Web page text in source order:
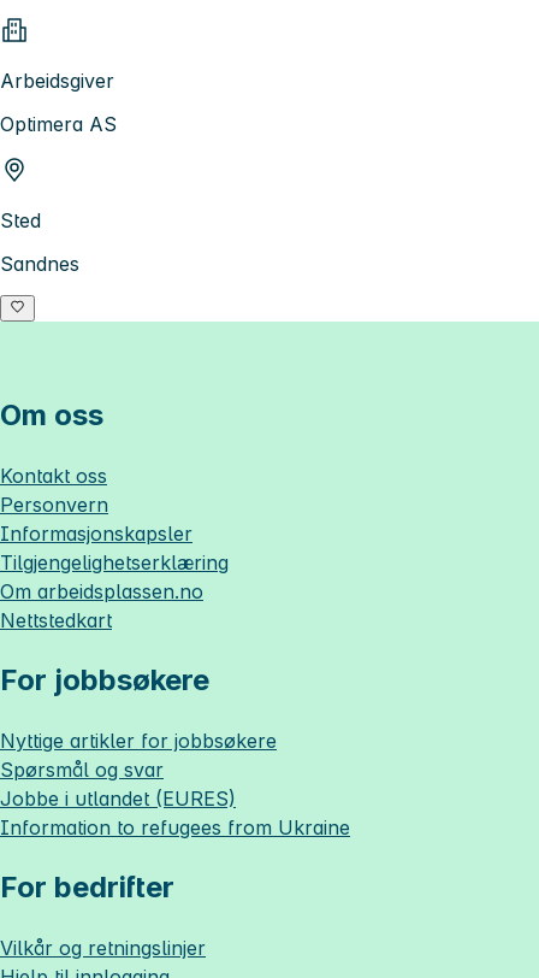
Arbeidsgiver
Optimera AS
Sted
Sandnes
Om oss
Kontakt oss
Personvern
Informasjonskapsler
Tilgjengelighetserklæring
Om arbeidsplassen.no
Nettstedkart
For jobbsøkere
Nyttige artikler for jobbsøkere
Spørsmål og svar
Jobbe i utlandet (EURES)
Information to refugees from Ukraine
For bedrifter
Vilkår og retningslinjer